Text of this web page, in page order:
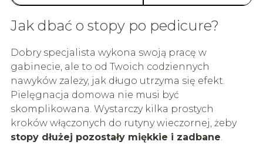
Jak dbać o stopy po pedicure?
Dobry specjalista wykona swoją pracę w
gabinecie, ale to od Twoich codziennych
nawyków zależy, jak długo utrzyma się efekt.
Pielęgnacja domowa nie musi być
skomplikowana. Wystarczy kilka prostych
kroków włączonych do rutyny wieczornej, żeby
stopy dłużej pozostały miękkie i zadbane.